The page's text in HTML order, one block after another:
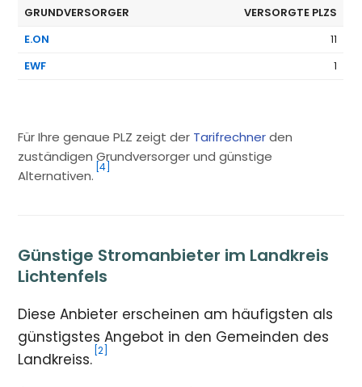
GRUNDVERSORGER
VERSORGTE PLZS
E.ON
11
EWF
1
Für Ihre genaue PLZ zeigt der Tarifrechnerden
zuständigen Grundversorger und günstige
Alternativen.
[4]
Günstige Stromanbieter im Landkreis
Lichtenfels
Diese Anbieter erscheinen am häufigsten als
günstigstes Angebot in den Gemeinden des
Landkreiss. [2]